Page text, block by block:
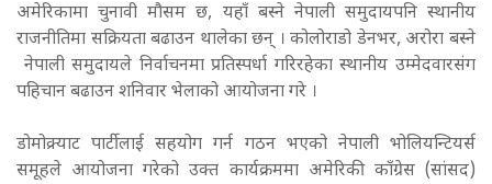
अमेरिकामा चुनावी मौसम छ, यहाँ बस्ने नेपाली समुदायपनि स्थानीय
राजनीतिमा सक्रियता बढाउन थालेका छन् । कोलोराडो डेनभर, अरोरा बस्ने
नेपाली समुदायले निर्वाचनमा प्रतिस्पर्धा गरिरहेका स्थानीय उम्मेदवारसंग
पहिचान बढाउन शनिवार भेलाको आयोजना गरे ।
डोमोक्र्याट पार्टीलाई सहयोग गर्न गठन भएको नेपाली भोलियन्टियर्स
समूहले आयोजना गरेको उक्त कार्यक्रममा अमेरिकी काँग्रेस (सांसद)